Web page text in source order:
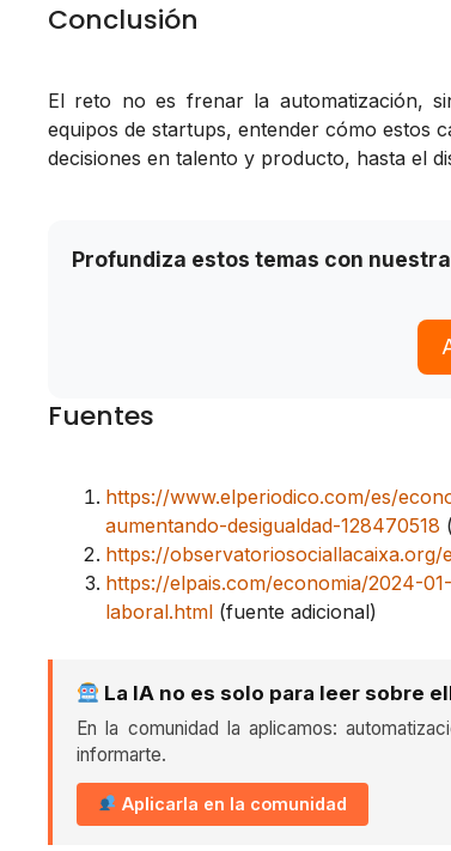
Conclusión
El reto no es frenar la automatización,
equipos de startups, entender cómo estos
decisiones en talento y producto, hasta el
Profundiza estos temas con
Fuentes
https://www.elperiodico.com/es/
aumentando-desigualdad-128470518
https://
https://elpais.com/economia/2024-
laboral.html (fuente adicional)
La IA no es solo para leer sobre
En la comunidad la aplicamos:
informarte.
Aplicarla en la comunidad